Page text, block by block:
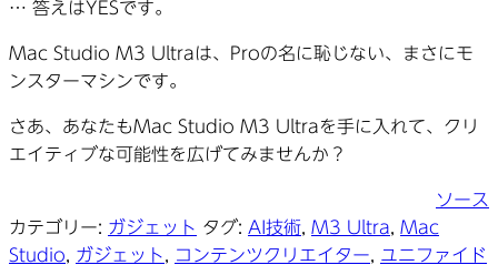
… 答えはYESです。
Mac Studio M3 Ultraは、Proの名に恥じない、まさにモ
ンスターマシンです。
さあ、あなたもMac Studio M3 Ultraを手に入れて、クリ
エイティブな可能性を広げてみませんか？
ソース
カテゴリー: ガジェット タグ: AI技術 M3 Ultra
Mac
Studio
ガジェット コンテンツクリエイター
ユニファイド